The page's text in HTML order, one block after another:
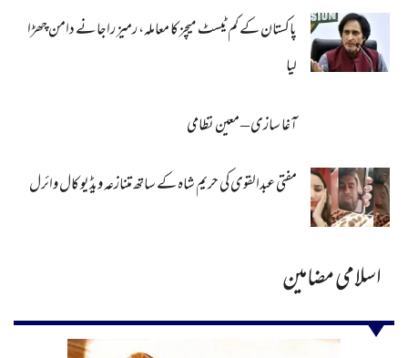
پاکستان کے کم ٹیسٹ میچز کا معاملہ، رمیز راجا نے دامن چھڑا
لیا
آغا سازی – معین نظامی
مفتی عبدالقوی کی حریم شاہ کے ساتھ متنازعہ ویڈیو کال وائرل
اسلامی مضامین